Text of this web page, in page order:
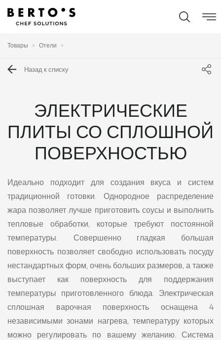
Товары Отели
Назад к списку
ЭЛЕКТРИЧЕСКИЕ
ПЛИТЫ СО СПЛОШНОЙ
ПОВЕРХНОСТЬЮ
Идеально подходит для создания вкуса и систем
традиционной готовки. Однородное распределение
жара позволяет лучше приготовить соусы и выполнить
тепловые обработки, которые требуют постоянной
температуры. Совершенно гладкая большая
поверхность позволяет свободно использовать посуду
нестандартных форм, очень больших размеров, а также
выступает как поверхность для поддержания
температуры приготовленного блюда. Электрическая
сплошная варочная поверхность оснащена 4
независимыми зонами нагрева, температуру которых
можно регулировать по вашему желанию. Система